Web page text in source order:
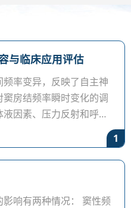
与临床应用评估
率变异，反映了自主神
房结频率瞬时变化的调
因素、压力反射和呼吸
1
两种情况： 窦性频